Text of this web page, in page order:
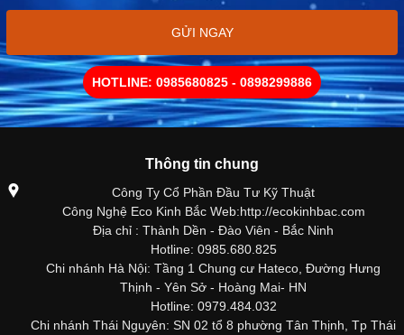
GỬI NGAY
HOTLINE: 0985680825 - 0898299886
Thông tin chung
Công Ty Cổ Phần Đầu Tư Kỹ Thuật
Công Nghệ Eco Kinh Bắc Web:http://ecokinhbac.com
Địa chỉ : Thành Dền - Đào Viên - Bắc Ninh
Hotline: 0985.680.825
Chi nhánh Hà Nội: Tầng 1 Chung cư Hateco, Đường Hưng
Thịnh - Yên Sở - Hoàng Mai- HN
Hotline: 0979.484.032
Chi nhánh Thái Nguyên: SN 02 tổ 8 phường Tân Thịnh, Tp Thái